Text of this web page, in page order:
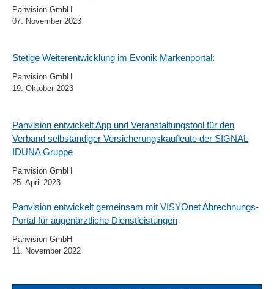
Panvision GmbH
07. November 2023
Stetige Weiterentwicklung im Evonik Markenportal:
Panvision GmbH
19. Oktober 2023
Panvision entwickelt App und Veranstaltungstool für den
Verband selbständiger Versicherungskaufleute der SIGNAL
IDUNA Gruppe
Panvision GmbH
25. April 2023
Panvision entwickelt gemeinsam mit VISYOnet Abrechnungs-
Portal für augenärztliche Dienstleistungen
Panvision GmbH
11. November 2022